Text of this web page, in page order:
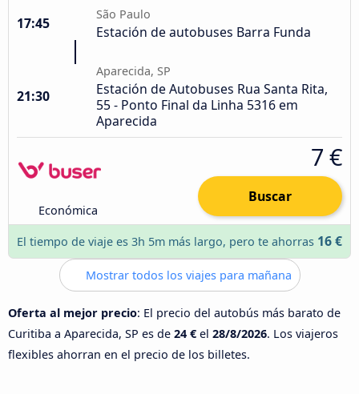
17:45
São Paulo
Estación de autobuses Barra Funda
21:30
Aparecida, SP
Estación de Autobuses Rua Santa Rita,
55 - Ponto Final da Linha 5316 em
Aparecida
Económica
7 €
Buscar
El tiempo de viaje es 3h 5m más largo, pero te ahorras 16 €
Mostrar todos los viajes para mañana
Oferta al mejor precio: El precio del autobús más barato de
Curitiba a Aparecida, SP es de 24 € el 28/8/2026. Los viajeros
flexibles ahorran en el precio de los billetes.